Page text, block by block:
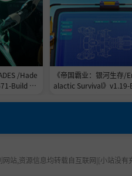
/Hade
Build 24
《帝国霸业：银河生存/
alactic Survival》v1.19-
网站,资源信息均转载自互联网|[小站没